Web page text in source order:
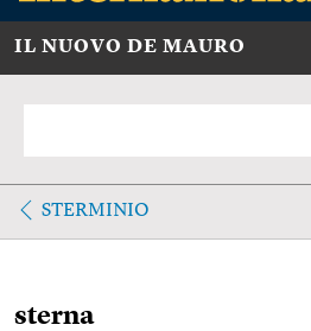
IL NUOVO DE MAURO
STERMINIO
sterna